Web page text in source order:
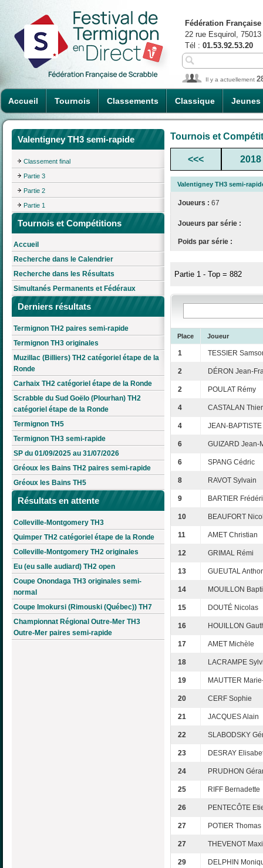
Accueil Tournois Classements Classique Jeunes
Fédération
22 rue Esquirol,
Tél : 01.53.92.53.20
Il y a actuellement
Valentigney TH3 semi-rapide
Classement final
Partie 3
Partie 2
Partie 1
Tournois et Compétitions
Accueil
Recherche dans le Calendrier
Recherche dans les Résultats
Simultanés Permanents et Fédéraux
Derniers résultats
Termignon TH2 paires semi-rapide
Termignon TH3 originales
Muzillac (Billiers) TH2 catégoriel étape de la
Ronde
Carhaix TH2 catégoriel étape de la Ronde
Scrabble du Sud Goëlo (Plourhan) TH2
catégoriel étape de la Ronde
Termignon TH5
Termignon TH3 semi-rapide
SP du 01/09/2025 au 31/07/2026
Gréoux les Bains TH2 paires semi-rapide
Gréoux les Bains TH5
Résultats en attente
Colleville-Montgomery TH3
Quimper TH2 catégoriel étape de la Ronde
Colleville-Montgomery TH2 originales
Eu (eu salle audiard) TH2 open
Coupe Onondaga TH3 originales semi-
normal
Coupe Imokursi (Rimouski (Québec)) TH7
Championnat Régional Outre-Mer TH3
Outre-Mer paires semi-rapide
Tournois et
<<< 2018
Valentigney TH3 semi-
Joueurs : 67
Joueurs par série :
Poids par série :
Partie 1 - Top = 882
Place Joueur
1 TESSIER
2 DÉRON Jean-
2 POULAT Rémy
4 CASTALAN
4 JEAN-
6 GUIZARD Jean-
6 SPANG Cédric
8 RAVOT Sylvain
9 BARTIER
10 BEAUFORT
11 AMET Christian
12 GRIMAL Rémi
13 GUEUTAL
14 MOUILLON
15 DOUTÉ Nicolas
16 HOUILLON
17 AMET Michèle
18 LACRAMPE
19 MAUTTER
20 CERF Sophie
21 JACQUES Alain
22 SLABODSKY
23 DESRAY
24 PRUDHON
25 RIFF Bernadette
26 PENTECÔTE
27 POTIER Thomas
27 THEVENOT
29 DELPHIN